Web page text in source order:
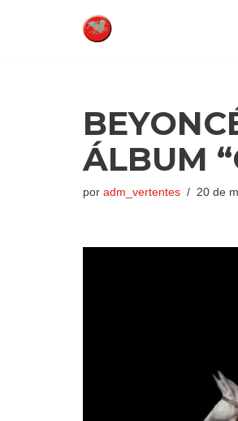
ÁLBUM
por adm_vertentes 20 de